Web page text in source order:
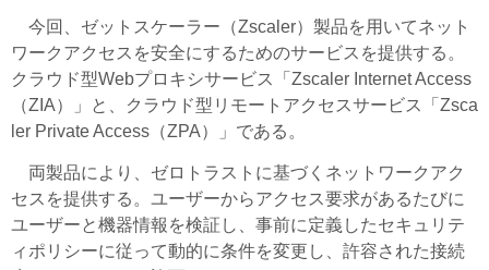
今回、ゼットスケーラー（Zscaler）製品を用いてネット
ワークアクセスを安全にするためのサービスを提供する。
クラウド型Webプロキシサービス「Zscaler Internet Access
（ZIA）」と、クラウド型リモートアクセスサービス「Zsca
ler Private Access（ZPA）」である。
両製品により、ゼロトラストに基づくネットワークアク
セスを提供する。ユーザーからアクセス要求があるたびに
ユーザーと機器情報を検証し、事前に定義したセキュリテ
ィポリシーに従って動的に条件を変更し、許容された接続